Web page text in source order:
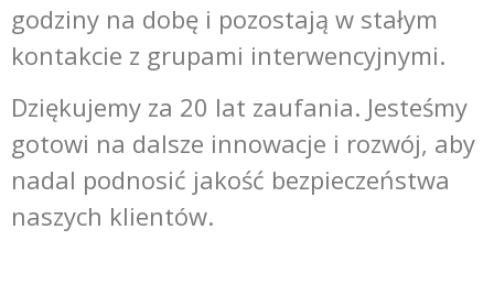
godziny na dobę i pozostają w stałym
kontakcie z grupami interwencyjnymi.
Dziękujemy za 20 lat zaufania. Jesteśmy
gotowi na dalsze innowacje i rozwój, aby
nadal podnosić jakość bezpieczeństwa
naszych klientów.